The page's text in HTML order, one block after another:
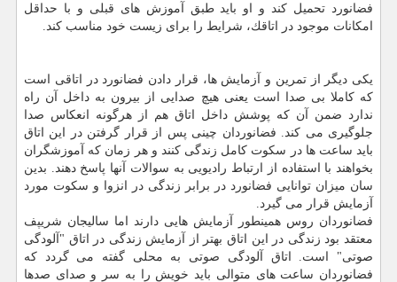
فضانورد تحمیل كند و او باید طبق آموزش های قبلی و با حداقل
امكانات موجود در اتاقك، شرایط را برای زیست خود مناسب كند.
یكی دیگر از تمرین و آزمایش ها، قرار دادن فضانورد در اتاقی است
كه كاملا بی صدا است یعنی هیچ صدایی از بیرون به داخل آن راه
ندارد ضمن آن كه پوشش داخل اتاق هم از هرگونه انعكاس صدا
جلوگیری می كند. فضانوردان چینی پس از قرار گرفتن در این اتاق
باید ساعت ها در سكوت كامل زندگی كنند و هر زمان كه آموزشگران
بخواهند با استفاده از ارتباط رادیویی به سوالات آنها پاسخ دهند. بدین
سان میزان توانایی فضانورد در برابر زندگی در انزوا و سكوت مورد
آزمایش قرار می گیرد.
فضانوردان روس همینطور آزمایش هایی دارند اما سالیجان شریپف
معتقد بود زندگی در این اتاق بهتر از آزمایش زندگی در اتاق "آلودگی
صوتی" است. اتاق آلودگی صوتی به محلی گفته می گردد كه
فضانوردان ساعت های متوالی باید خویش را به سر و صدای صدها